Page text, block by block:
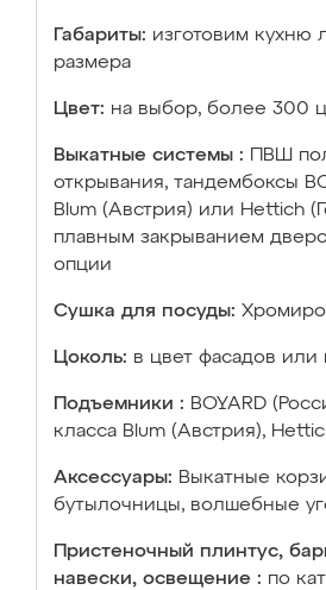
Габариты: изготовим кухню
размера
Цвет: на выбор, более 300
Выкатные системы :
ПВШ
открывания, тандембоксы
Blum (Австрия) или Hettich
плавным закрыванием
опции
Сушка для посуды:
Цоколь: в цвет фасадов или
Подъемники : BOYARD
класса Blum (Австрия),
Аксессуары: Выкатные
бутылочницы, волшебные
Пристеночный плинтус,
навески, освещение : по